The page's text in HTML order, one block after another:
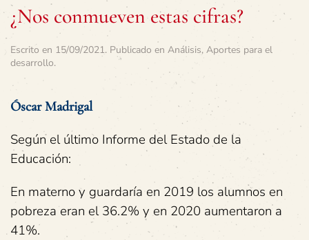
¿Nos conmueven estas cifras?
Escrito en 15/09/2021. Publicado en Análisis, Aportes para el
desarrollo.
Óscar Madrigal
Según el último Informe del Estado de la
Educación:
En materno y guardaría en 2019 los alumnos en
pobreza eran el 36.2% y en 2020 aumentaron a
41%.